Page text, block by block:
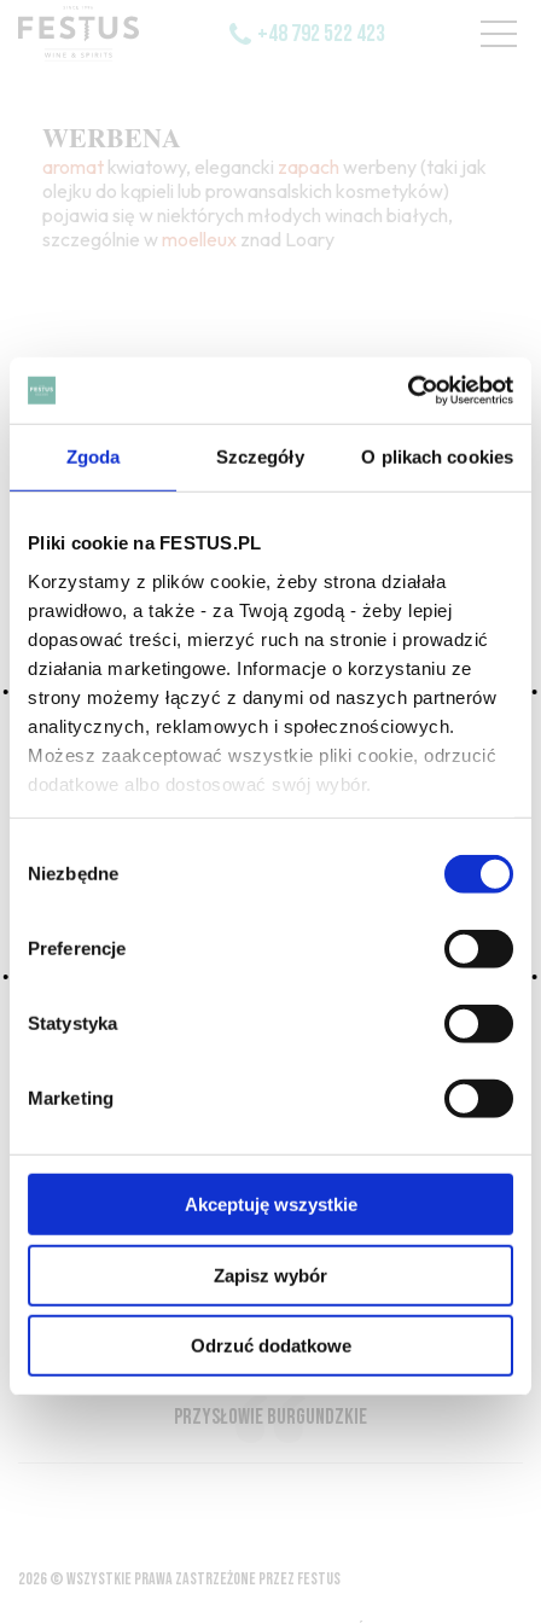
Zgoda Szczegóły O plikach cookies
Pliki cookie na FESTUS.PL
Korzystamy z plików cookie, żeby strona działała
prawidłowo, a także - za Twoją zgodą - żeby lepiej
dopasować treści, mierzyć ruch na stronie i prowadzić
działania marketingowe. Informacje o korzystaniu ze
strony możemy łączyć z danymi od naszych partnerów
analitycznych, reklamowych i społecznościowych.
Możesz zaakceptować wszystkie pliki cookie, odrzucić
dodatkowe albo dostosować swój wybór.
zgody
Niezbędne
Preferencje
Statystyka
Marketing
Akceptuję wszystkie
Zapisz wybór
Odrzuć dodatkowe
Czy masz ukończone 18 lat?
+48 792 522 423
WERBENA
aromat kwiatowy, elegancki zapach werbeny (taki jak
olejku do kąpieli lub prowansalskich kosmetyków)
pojawia się w niektórych młodych winach białych,
szczególnie w moelleux znad Loary
SZUKAJ W SŁOWNIKU
HASŁA ALFABETYCZNIE:
WYBIERZ LITERĘ ALFABETU PONIŻEJ:
A B C-Ć D E F G
H I J K L-Ł M N
O-Ó P Q R S-Ś T
U V W X-Y
Z-Ź-Ż
Cały czas pracujemy nad wprowadzaniem do
Państwu szczególny problem i nie ma go w słowniku
O NAS OFERTA ONLINE PRODUCENCI
BLOG
PRZEWODNIK
SŁOWNIK
Święty Marcin pije wino, wodę pozostawia
młynom
przysłowie burgundzkie
2026 © WSZYSTKIE PRAWA ZASTRZEŻONE PRZEZ FESTUS